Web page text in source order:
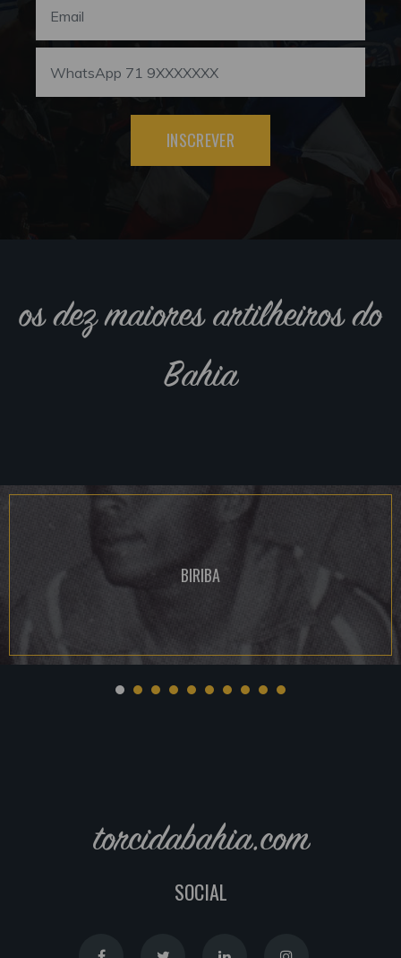
INSCREVER
os dez maiores artilheiros do
Bahia
BIRIBA
torcidabahia.com
SOCIAL